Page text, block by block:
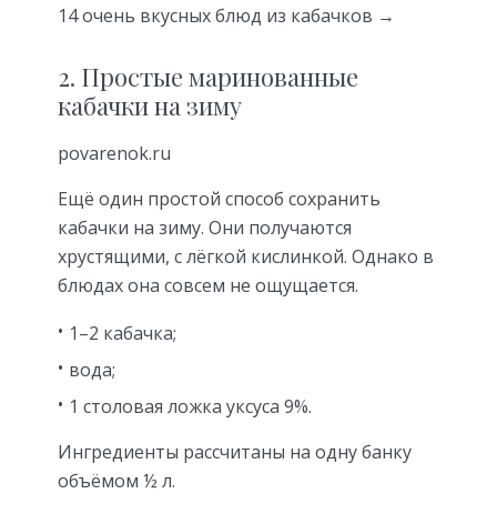
14 очень вкусных блюд из кабачков →
2. Простые маринованные
кабачки на зиму
povarenok.ru
Ещё один простой способ сохранить
кабачки на зиму. Они получаются
хрустящими, с лёгкой кислинкой. Однако в
блюдах она совсем не ощущается.
1–2 кабачка;
вода;
1 столовая ложка уксуса 9%.
Ингредиенты рассчитаны на одну банку
объёмом ½ л.